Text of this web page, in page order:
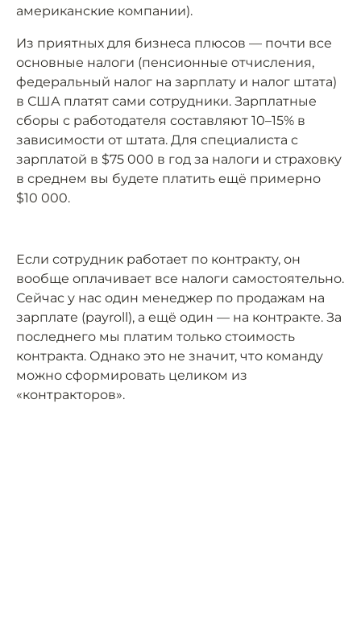
американские компании).
Из приятных для бизнеса плюсов — почти все
основные налоги (пенсионные отчисления,
федеральный налог на зарплату и налог штата)
в США платят сами сотрудники. Зарплатные
сборы с работодателя составляют 10–15% в
зависимости от штата. Для специалиста с
зарплатой в $75 000 в год за налоги и страховку
в среднем вы будете платить ещё примерно
$10 000.
Если сотрудник работает по контракту, он
вообще оплачивает все налоги самостоятельно.
Сейчас у нас один менеджер по продажам на
зарплате (payroll), а ещё один — на контракте. За
последнего мы платим только стоимость
контракта. Однако это не значит, что команду
можно сформировать целиком из
«контракторов».